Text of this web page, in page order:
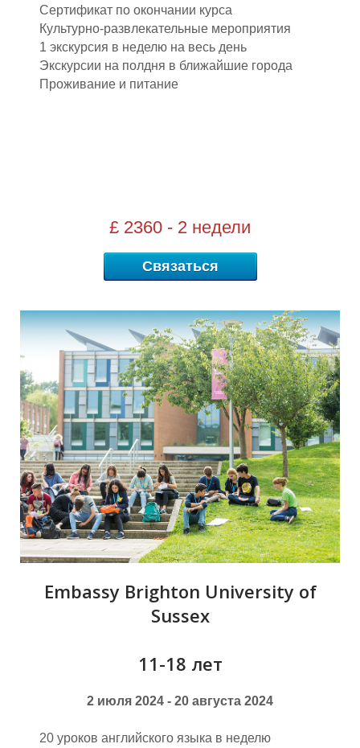
М
М
Сертификат по окончании курса
Культурно-развлекательные мероприятия
1 экскурсия в неделю на весь день
Экскурсии на полдня в ближайшие города
Проживание и питание
£ 2360 - 2 недели
Связаться
Embassy Brighton University of
Sussex
11-18 лет
2 июля 2024 - 20 августа 2024
20 уроков английского языка в неделю